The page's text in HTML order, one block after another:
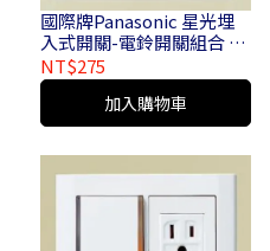
國際牌Panasonic 星光埋
入式開關-電鈴開關組合 1
開 1 電鈴110V 1 切 1 電鈴
110V WTDFP 4309
NT$275
加入購物車